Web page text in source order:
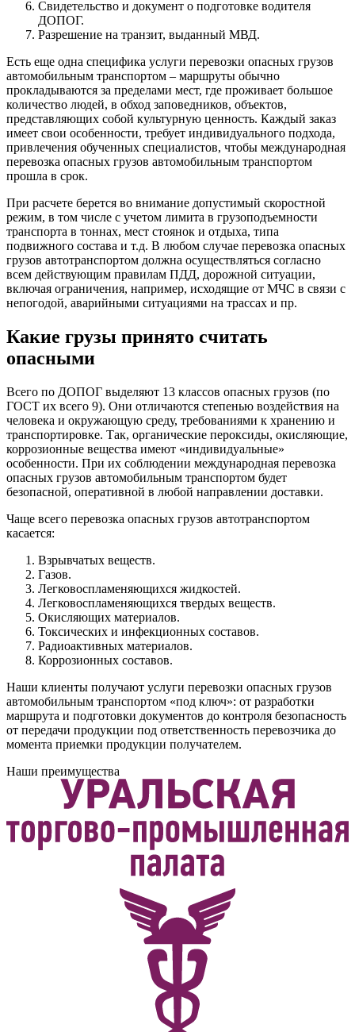
Свидетельство и документ о подготовке водителя
ДОПОГ.
Разрешение на транзит, выданный МВД.
Есть еще одна специфика услуги перевозки опасных грузов
автомобильным транспортом – маршруты обычно
прокладываются за пределами мест, где проживает большое
количество людей, в обход заповедников, объектов,
представляющих собой культурную ценность. Каждый заказ
имеет свои особенности, требует индивидуального подхода,
привлечения обученных специалистов, чтобы международная
перевозка опасных грузов автомобильным транспортом
прошла в срок.
При расчете берется во внимание допустимый скоростной
режим, в том числе с учетом лимита в грузоподъемности
транспорта в тоннах, мест стоянок и отдыха, типа
подвижного состава и т.д. В любом случае перевозка опасных
грузов автотранспортом должна осуществляться согласно
всем действующим правилам ПДД, дорожной ситуации,
включая ограничения, например, исходящие от МЧС в связи с
непогодой, аварийными ситуациями на трассах и пр.
Какие грузы принято считать
опасными
Всего по ДОПОГ выделяют 13 классов опасных грузов (по
ГОСТ их всего 9). Они отличаются степенью воздействия на
человека и окружающую среду, требованиями к хранению и
транспортировке. Так, органические пероксиды, окисляющие,
коррозионные вещества имеют «индивидуальные»
особенности. При их соблюдении международная перевозка
опасных грузов автомобильным транспортом будет
безопасной, оперативной в любой направлении доставки.
Чаще всего перевозка опасных грузов автотранспортом
касается:
Взрывчатых веществ.
Газов.
Легковоспламеняющихся жидкостей.
Легковоспламеняющихся твердых веществ.
Окисляющих материалов.
Токсических и инфекционных составов.
Радиоактивных материалов.
Коррозионных составов.
Наши клиенты получают услуги перевозки опасных грузов
автомобильным транспортом «под ключ»: от разработки
маршрута и подготовки документов до контроля безопасность
от передачи продукции под ответственность перевозчика до
момента приемки продукции получателем.
Наши преимущества